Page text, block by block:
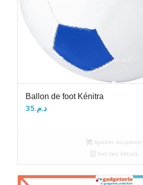
Ballon de foot Kénitra
د.م.35
Ajouter au panier
Voir les détails